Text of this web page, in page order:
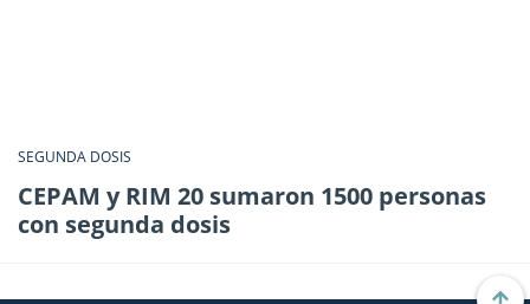
SEGUNDA DOSIS
CEPAM y RIM 20 sumaron 1500 personas
con segunda dosis